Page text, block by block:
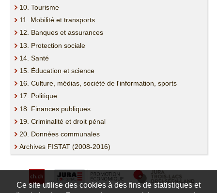
10. Tourisme
11. Mobilité et transports
12. Banques et assurances
13. Protection sociale
14. Santé
15. Éducation et science
16. Culture, médias, société de l'information, sports
17. Politique
18. Finances publiques
19. Criminalité et droit pénal
20. Données communales
Archives FISTAT (2008-2016)
Ce site utilise des cookies à des fins de statistiques et